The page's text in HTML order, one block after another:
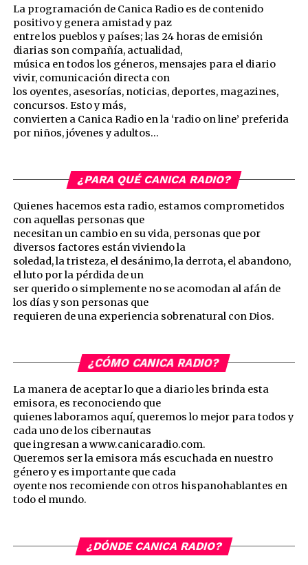
La programación de Canica Radio es de contenido
positivo y genera amistad y paz
entre los pueblos y países; las 24 horas de emisión
diarias son compañía, actualidad,
música en todos los géneros, mensajes para el diario
vivir, comunicación directa con
los oyentes, asesorías, noticias, deportes, magazines,
concursos. Esto y más,
convierten a Canica Radio en la ‘radio on line’ preferida
por niños, jóvenes y adultos…
¿PARA QUÉ CANICA RADIO?
Quienes hacemos esta radio, estamos comprometidos
con aquellas personas que
necesitan un cambio en su vida, personas que por
diversos factores están viviendo la
soledad, la tristeza, el desánimo, la derrota, el abandono,
el luto por la pérdida de un
ser querido o simplemente no se acomodan al afán de
los días y son personas que
requieren de una experiencia sobrenatural con Dios.
¿CÓMO CANICA RADIO?
La manera de aceptar lo que a diario les brinda esta
emisora, es reconociendo que
quienes laboramos aquí, queremos lo mejor para todos y
cada uno de los cibernautas
que ingresan a www.canicaradio.com.
Queremos ser la emisora más escuchada en nuestro
género y es importante que cada
oyente nos recomiende con otros hispanohablantes en
todo el mundo.
¿DÓNDE CANICA RADIO?